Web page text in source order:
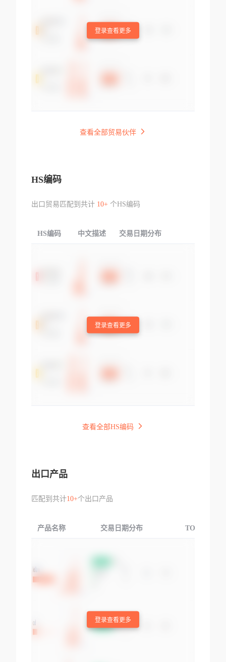
登录查看更多
查看全部贸易伙伴
HS编码
出口贸易匹配到共计 10+个HS编码
HS编码 中文描述 交易日期分布
登录查看更多
查看全部HS编码
出口产品
匹配到共计10+个出口产品
产品名称 交易日期分布 TOP3交易国
登录查看更多